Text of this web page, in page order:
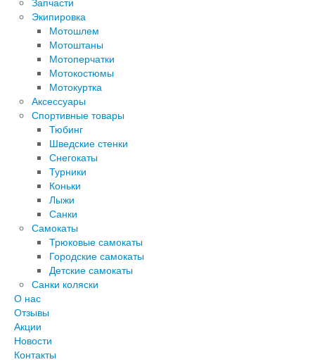
Экипировка
Мотошлем
Мотоштаны
Мотоперчатки
Мотокостюмы
Мотокуртка
Аксессуары
Спортивные товары
Тюбинг
Шведские стенки
Снегокаты
Турники
Коньки
Лыжи
Санки
Самокаты
Трюковые самокаты
Городские самокаты
Детские самокаты
Санки коляски
О нас
Отзывы
Акции
Новости
Контакты